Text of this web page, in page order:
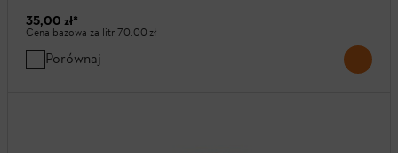
35,00 zł*
Cena bazowa za litr70,00 zł
Porównaj